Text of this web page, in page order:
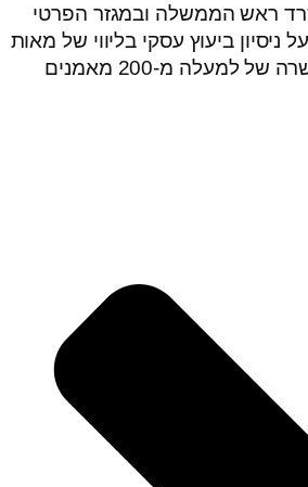
ראש הממשלה ובמגזר הפרטי
ניסיון ביעוץ עסקי בליווי של מאות
עסקים וארגונים והכשרה של למעלה מ-200 מאמנים